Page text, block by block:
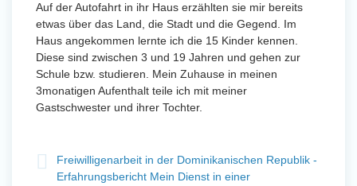
Auf der Autofahrt in ihr Haus erzählten sie mir bereits
etwas über das Land, die Stadt und die Gegend. Im
Haus angekommen lernte ich die 15 Kinder kennen.
Diese sind zwischen 3 und 19 Jahren und gehen zur
Schule bzw. studieren. Mein Zuhause in meinen
3monatigen Aufenthalt teile ich mit meiner
Gastschwester und ihrer Tochter.
Freiwilligenarbeit in der Dominikanischen Republik -
Erfahrungsbericht Mein Dienst in einer